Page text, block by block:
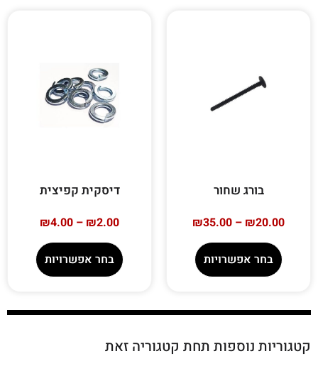
בורג שחור
₪20.00
–
₪35.00
בחר אפשרויות
דיסקית קפיצית
₪2.00
–
₪4.00
בחר אפשרויות
קטגוריות נוספות תחת קטגוריה זאת